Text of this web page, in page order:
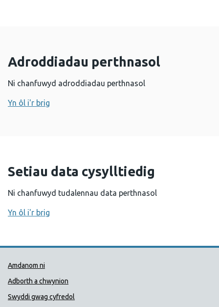
Adroddiadau perthnasol
Ni chanfuwyd adroddiadau perthnasol
Yn ôl i'r brig
Setiau data cysylltiedig
Ni chanfuwyd tudalennau data perthnasol
Yn ôl i'r brig
Dolenni Cymorth Iechyd
Amdanom ni
Adborth a chwynion
Swyddi gwag cyfredol